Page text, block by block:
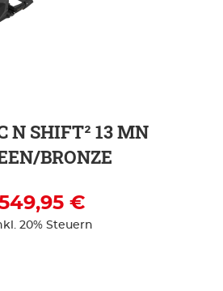
N SHIFT² 13 MN
BRONZE
€
20% Steuern